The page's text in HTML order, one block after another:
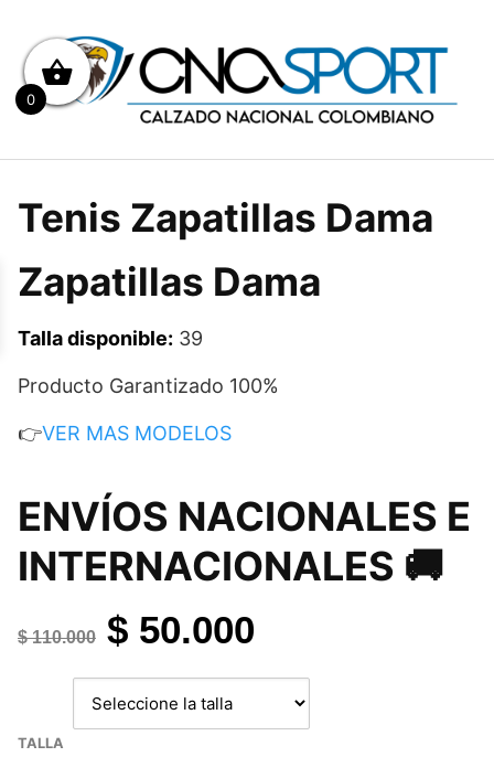
contenido
Tenis Zapatillas Dama
Zapatillas Dama
Talla disponible: 39
Producto Garantizado 100%
👉VER MAS MODELOS
ENVÍOS NACIONALES E
INTERNACIONALES 🚚
$110.000 El
precio
original
$ 50.000
precio
actual
TALLA
0